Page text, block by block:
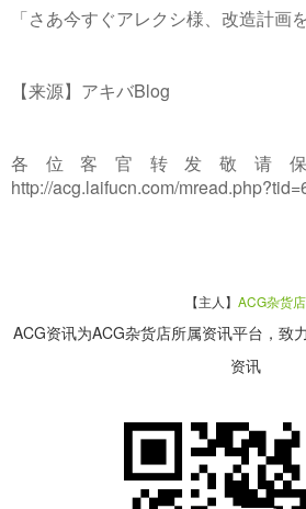
「さあ今すぐアレクシ様、改造計画
【来源】アキバBlog
各位客官转发敬请
http://acg.laifucn.com/
【主人】 ACG杂货店
ACG资讯为ACG杂货店所属资讯平台，致
资讯